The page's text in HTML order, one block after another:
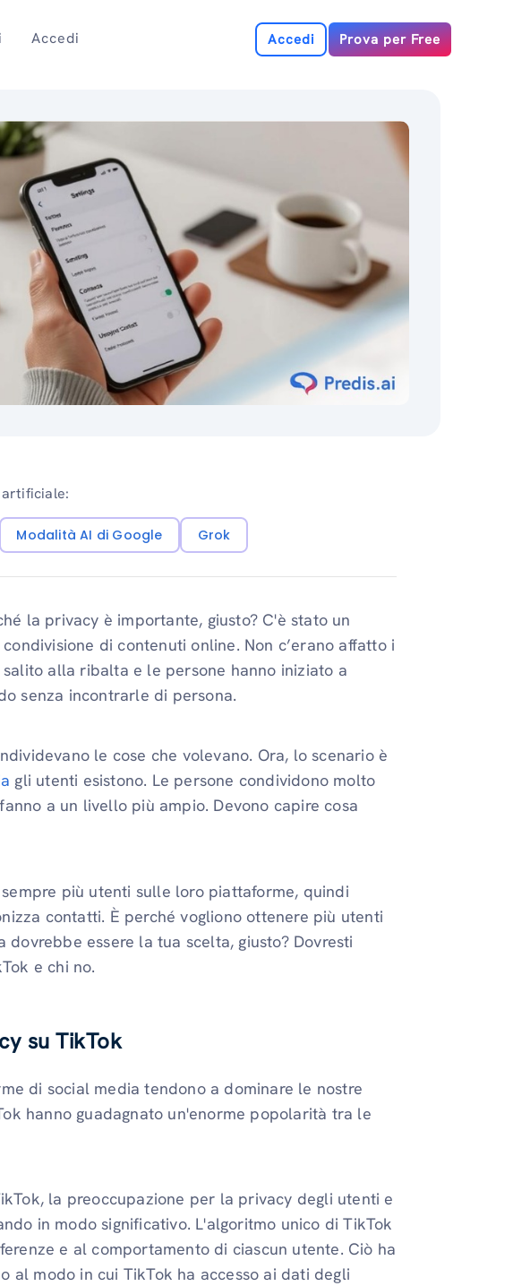
Accedi Accedi Prova per Free
Modalità AI di Google Grok
la privacy è importante, giusto? C'è stato un
di contenuti online. Non c’erano affatto i
alla ribalta e le persone hanno iniziato a
senza incontrarle di persona.
le cose che volevano. Ora, lo scenario è
gli utenti esistono. Le persone condividono molto
a un livello più ampio. Devono capire cosa
più utenti sulle loro piattaforme, quindi
contatti. È perché vogliono ottenere più utenti
essere la tua scelta, giusto? Dovresti
e chi no.
su TikTok
di social media tendono a dominare le nostre
hanno guadagnato un'enorme popolarità tra le
la preoccupazione per la privacy degli utenti e
in modo significativo. L'algoritmo unico di TikTok
e al comportamento di ciascun utente. Ciò ha
al modo in cui TikTok ha accesso ai dati degli